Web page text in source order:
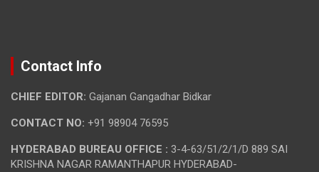
Contact Info
CHIEF EDITOR: Gajanan Gangadhar Bidkar
CONTACT NO: +91 98904 76595
HYDERABAD BUREAU OFFICE : 3-4-63/51/2/1/D 889 SAI
KRISHNA NAGAR RAMANTHAPUR HYDERABAD-